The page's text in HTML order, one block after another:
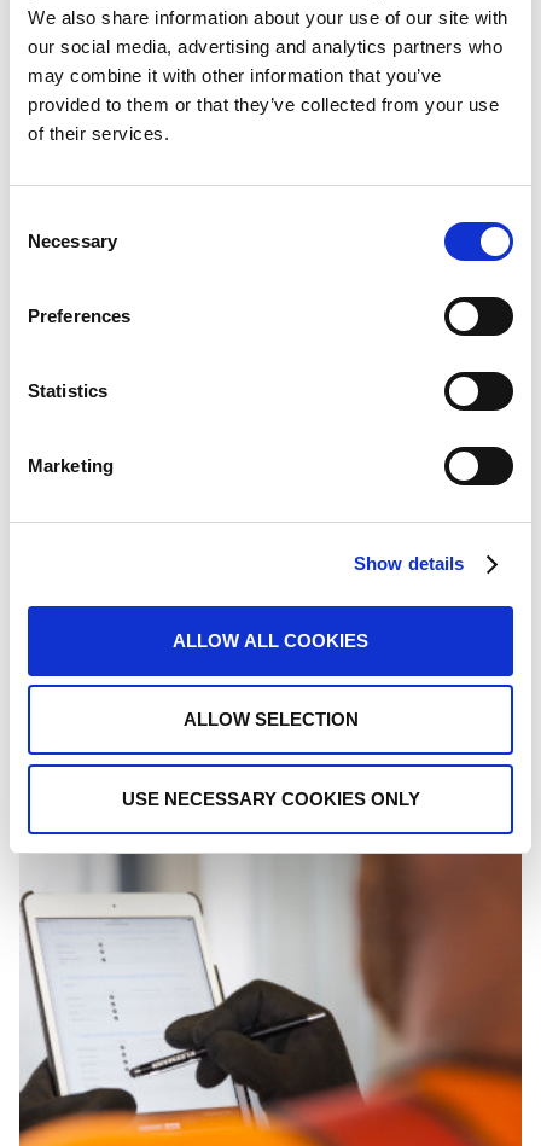
We also share information about your use of our site with
our social media, advertising and analytics partners who
may combine it with other information that you’ve
provided to them or that they’ve collected from your use
of their services.
Selection
Necessary
Preferences
Statistics
Marketing
Show details
ALLOW ALL COOKIES
ALLOW SELECTION
USE NECESSARY COOKIES ONLY